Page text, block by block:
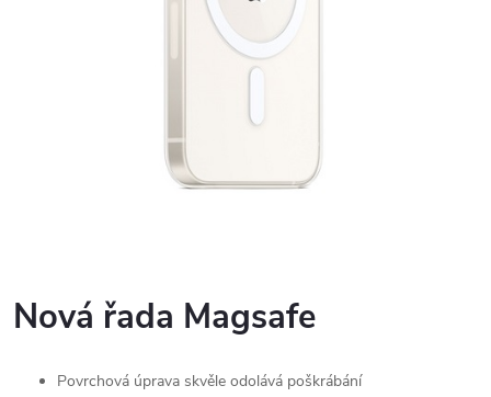
Nová řada Magsafe
Povrchová úprava skvěle odolává poškrábání